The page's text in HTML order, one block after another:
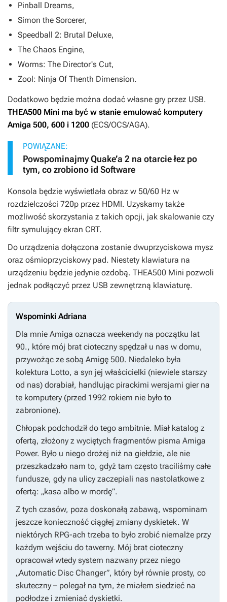
Pinball Dreams,
Simon the Sorcerer,
Speedball 2: Brutal Deluxe,
The Chaos Engine,
Worms: The Director's Cut,
Zool: Ninja Of Thenth Dimension.
Dodatkowo będzie można dodać własne gry przez USB.
THEA500 Mini ma być w stanie emulować komputery
Amiga 500, 600 i 1200 (ECS/OCS/AGA).
POWIĄZANE:
Powspominajmy Quake’a 2 na otarcie łez po
tym, co zrobiono id Software
Konsola będzie wyświetlała obraz w 50/60 Hz w
rozdzielczości 720p przez HDMI. Uzyskamy także
możliwość skorzystania z takich opcji, jak skalowanie czy
filtr symulujący ekran CRT.
Do urządzenia dołączona zostanie dwuprzyciskowa mysz
oraz ośmioprzyciskowy pad. Niestety klawiatura na
urządzeniu będzie jedynie ozdobą. THEA500 Mini pozwoli
jednak podłączyć przez USB zewnętrzną klawiaturę.
Wspominki Adriana
Dla mnie Amiga oznacza weekendy na początku lat
90., które mój brat cioteczny spędzał u nas w domu,
przywożąc ze sobą Amigę 500. Niedaleko była
kolektura Lotto, a syn jej właścicielki (niewiele starszy
od nas) dorabiał, handlując pirackimi wersjami gier na
te komputery (przed 1992 rokiem nie było to
zabronione).
Chłopak podchodził do tego ambitnie. Miał katalog z
ofertą, złożony z wyciętych fragmentów pisma Amiga
Power. Było u niego drożej niż na giełdzie, ale nie
przeszkadzało nam to, gdyż tam często traciliśmy całe
fundusze, gdy na ulicy zaczepiali nas nastolatkowe z
ofertą: „kasa albo w mordę”.
Z tych czasów, poza doskonałą zabawą, wspominam
jeszcze konieczność ciągłej zmiany dyskietek. W
niektórych RPG-ach trzeba to było zrobić niemalże przy
każdym wejściu do tawerny. Mój brat cioteczny
opracował wtedy system nazwany przez niego
„Automatic Disc Changer”, który był równie prosty, co
skuteczny – polegał na tym, że miałem siedzieć na
podłodze i zmieniać dyskietki.